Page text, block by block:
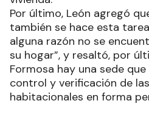
Por último, León agregó
también se hace esta
alguna razón no se
su hogar”, y resaltó, por
Formosa hay una sede
control y verificación de
habitacionales en forma